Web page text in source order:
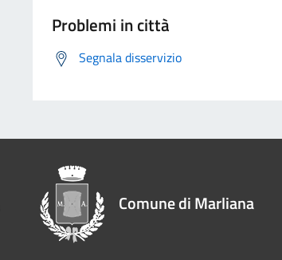
Problemi in città
Segnala disservizio
Comune di Marliana